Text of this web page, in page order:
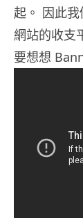
起。 因此
網站的收支
要想想